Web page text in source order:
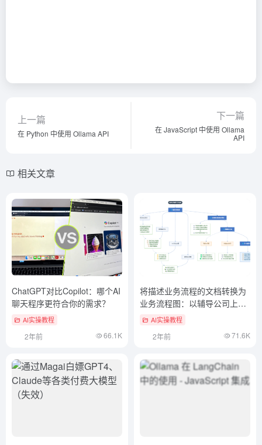
上一篇
在 Python 中使用 Ollama API
下一篇
在 JavaScript 中使用 Ollama
API
相关文章
ChatGPT对比Copilot：哪个AI
聊天程序更符合你的需求？
AI实操教程
2年前 66.1K
将描述业务流程的文档转换为
业务流程图：以辅导公司上市
文档为例
AI实操教程
2年前 71.6K